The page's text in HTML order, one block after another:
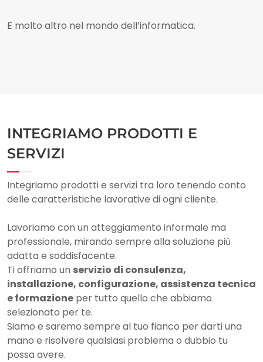
E molto altro nel mondo dell’informatica.​
INTEGRIAMO PRODOTTI E
SERVIZI
Integriamo prodotti e servizi tra loro tenendo conto
delle caratteristiche lavorative di ogni cliente.
Lavoriamo con un atteggiamento informale ma
professionale, mirando sempre alla soluzione più
adatta e soddisfacente.
Ti offriamo un servizio di consulenza,
installazione, configurazione, assistenza tecnica
e formazione per tutto quello che abbiamo
selezionato per te.​
Siamo e saremo sempre al tuo fianco per darti una
mano e risolvere qualsiasi problema o dubbio tu
possa avere.​